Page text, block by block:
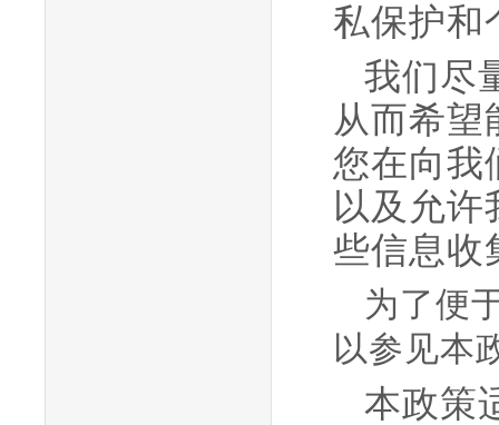
私保护和
我们尽
从而希
您在向我
以及允
些信息收
为了便
以参见本
本政策